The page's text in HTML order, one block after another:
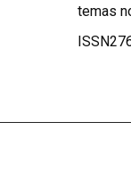
temas